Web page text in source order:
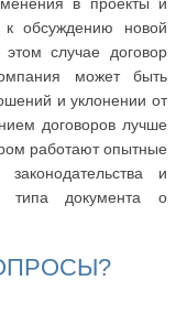
обсуждению новой
случае договор
может быть
и уклонении от
договоров лучше
работают опытные
и
типа документа о